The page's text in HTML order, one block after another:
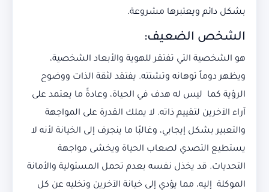
بشكل دائم ويعتبرها مشروعة.
الشخص الضعيف:
هو الشخصية التي تفتقر للهوية والأبعاد الشخصية،
ويظهر دوماً توهانه وتشتته. يفتقد لثقة الذات ووضوح
الرؤية كما ليس له هدف في الحياة، وعادةً ما يعتمد على
آراء الآخرين لتقييم ذاته. لا يملك القدرة على المواجهة
والتعبير بشكل إيجابي، وغالبًا ما ينجرف إلى الخيانة لأنه لا
يستطيع التصدي لصعاب الحياة ويخشى مواجهة
التحديات. قد يخذل نفسه بعدم تحمل المسئولية والأمانة
الموكلة إليه، مما يؤدي إلى خيانة الآخرين وتخليه عن كل